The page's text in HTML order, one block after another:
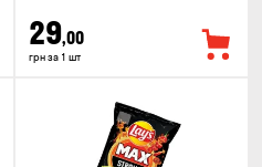
29,00
грн за 1 шт